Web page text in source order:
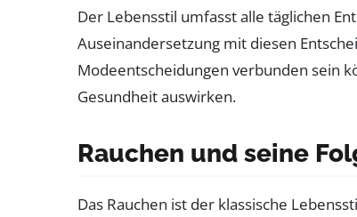
Der Lebensstil umfasst alle täglichen
Auseinandersetzung mit diesen
Modeentscheidungen verbunden sein
Gesundheit auswirken.
Rauchen und seine
Das Rauchen ist der klassische